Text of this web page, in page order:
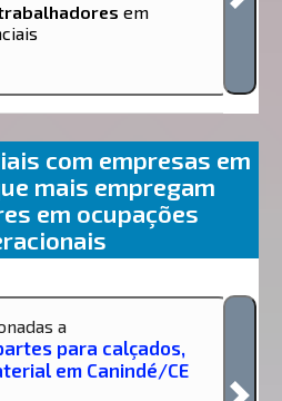
em
com empresas em
mais empregam
em ocupações
a
para calçados,
em Canindé/CE